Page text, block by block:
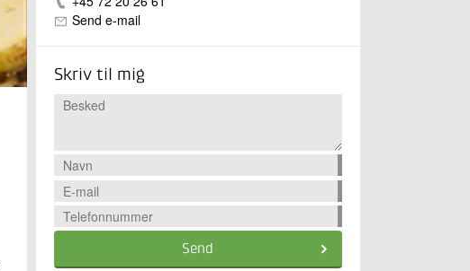
Send e-mail
Skriv til mig
Send